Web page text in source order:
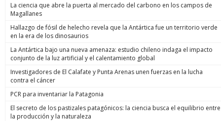
La ciencia que abre la puerta al mercado del carbono en los campos de
Magallanes
Hallazgo de fósil de helecho revela que la Antártica fue un territorio verde
en la era de los dinosaurios
La Antártica bajo una nueva amenaza: estudio chileno indaga el impacto
conjunto de la luz artificial y el calentamiento global
Investigadores de El Calafate y Punta Arenas unen fuerzas en la lucha
contra el cáncer
PCR para inventariar la Patagonia
El secreto de los pastizales patagónicos: la ciencia busca el equilibrio entre
la producción y la naturaleza